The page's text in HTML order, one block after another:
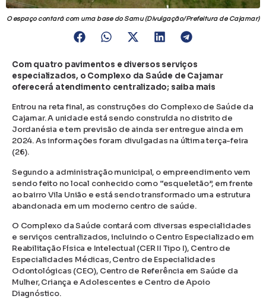
O espaço contará com uma base do Samu (Divulgação/Prefeitura de Cajamar)
Com quatro pavimentos e diversos serviços
especializados, o Complexo da Saúde de Cajamar
oferecerá atendimento centralizado; saiba mais
Entrou na reta final, as construções do Complexo de Saúde da
Cajamar. A unidade está sendo construída no distrito de
Jordanésia e tem previsão de ainda ser entregue ainda em
2024. As informações foram divulgadas na última terça-feira
(26).
Segundo a administração municipal, o empreendimento vem
sendo feito no local conhecido como “esqueletão”, em frente
ao bairro Vila União e está sendo transformado uma estrutura
abandonada em um moderno centro de saúde.
O Complexo da Saúde contará com diversas especialidades
e serviços centralizados, incluindo o Centro Especializado em
Reabilitação Física e Intelectual (CER II Tipo I), Centro de
Especialidades Médicas, Centro de Especialidades
Odontológicas (CEO), Centro de Referência em Saúde da
Mulher, Criança e Adolescentes e Centro de Apoio
Diagnóstico.